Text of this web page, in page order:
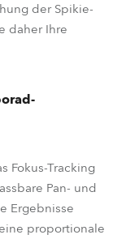
der Spikie-
daher Ihre
Fokus-Tracking
Pan- und
Ergebnisse
proportionale